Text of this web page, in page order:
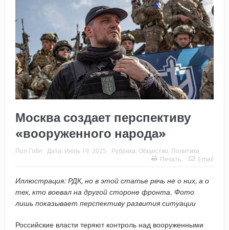
Москва создает перспективу
«вооруженного народа»
Пол Гобл Дата: Июль 19, 2025 Рубрика: Общество Политика
Печать
Email
Иллюстрация: РДК, но в этой статье речь не о них, а о
тех, кто воевал на другой стороне фронта. Фото
лишь показывает перспективу развития ситуации
Российские власти теряют контроль над вооруженными